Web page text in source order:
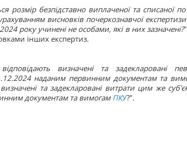
розмір безпідставно виплаченої та списаної по
висновків почеркознавчої
року учинені не особами, які в них зазначені?
інших експертиз.
визначені та задекларовані
наданим первинним документам та
та задекларовані витрати цим же
документам та вимогам ПКУ?".